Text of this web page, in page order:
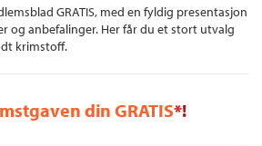
GRATIS, med en fyldig presentasjon
og anbefalinger. Her får du et stort utvalg
krimstoff.
din GRATIS*!